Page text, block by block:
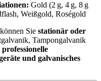
Gold (2 g, 4 g, 8 g
Weißgold, Roségold
können Sie stationär oder
Tampongalvanik
professionelle
und galvanisches